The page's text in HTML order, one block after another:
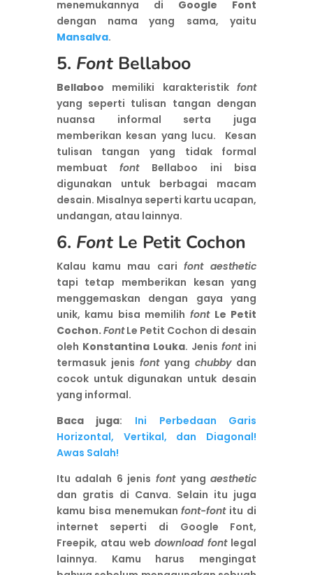
menemukannya di Google Font
dengan nama yang sama, yaitu
Mansalva.
5. FontBellaboo
Bellaboo memiliki karakteristikfont
yang seperti tulisan tangan dengan
nuansa informal serta juga
memberikan kesan yang lucu. Kesan
tulisan tangan yang tidak formal
membuatfontBellaboo ini bisa
digunakan untuk berbagai macam
desain. Misalnya seperti kartu ucapan,
undangan, atau lainnya.
6. FontLe Petit Cochon
Kalau kamu mau carifont aesthetic
tapi tetap memberikan kesan yang
menggemaskan dengan gaya yang
unik, kamu bisa memilihfontLe Petit
Cochon.FontLe Petit Cochon di desain
oleh Konstantina Louka. Jenisfontini
termasuk jenis fontyangchubbydan
cocok untuk digunakan untuk desain
yang informal.
Baca juga: Ini Perbedaan Garis
Horizontal, Vertikal, dan Diagonal!
Awas Salah!
Itu adalah 6 jenisfontyangaesthetic
dan gratis di Canva. Selain itu juga
kamu bisa menemukanfont-fontitu di
internet seperti di Google Font,
Freepik, atau webdownload fontlegal
lainnya. Kamu harus mengingat